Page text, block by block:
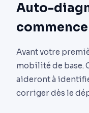
Auto-
Avant votre
mobilité de base.
aideront à
corriger dès le